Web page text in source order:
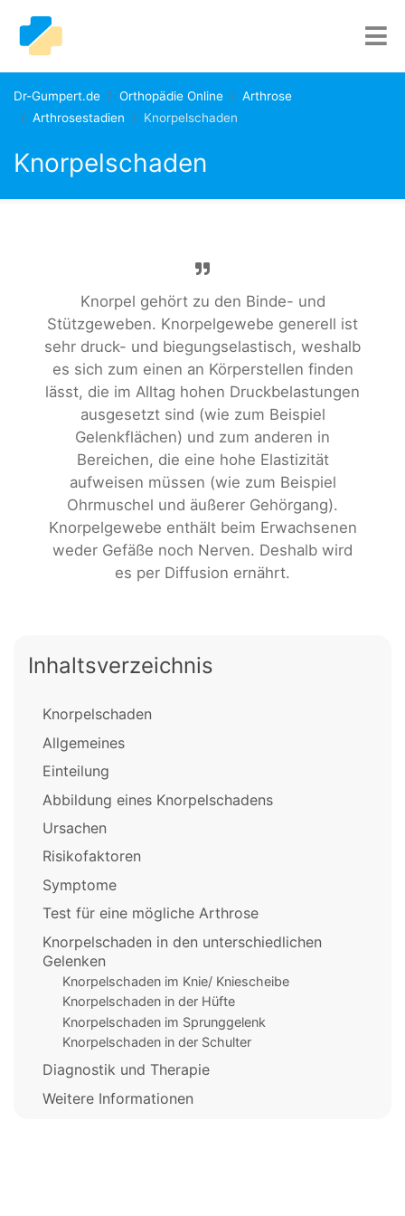
Dr-Gumpert.de Orthopädie Online
Arthrose
Arthrosestadien
Knorpelschaden
Knorpelschaden
Knorpel gehört zu den Binde- und
Stützgeweben. Knorpelgewebe generell ist
sehr druck- und biegungselastisch, weshalb
es sich zum einen an Körperstellen finden
lässt, die im Alltag hohen Druckbelastungen
ausgesetzt sind (wie zum Beispiel
Gelenkflächen) und zum anderen in
Bereichen, die eine hohe Elastizität
aufweisen müssen (wie zum Beispiel
Ohrmuschel und äußerer Gehörgang).
Knorpelgewebe enthält beim Erwachsenen
weder Gefäße noch Nerven. Deshalb wird
es per Diffusion ernährt.
Inhaltsverzeichnis
Knorpelschaden
Allgemeines
Einteilung
Abbildung eines Knorpelschadens
Ursachen
Risikofaktoren
Symptome
Test für eine mögliche Arthrose
Knorpelschaden in den unterschiedlichen
Gelenken
Knorpelschaden im Knie/ Kniescheibe
Knorpelschaden in der Hüfte
Knorpelschaden im Sprunggelenk
Knorpelschaden in der Schulter
Diagnostik und Therapie
Weitere Informationen